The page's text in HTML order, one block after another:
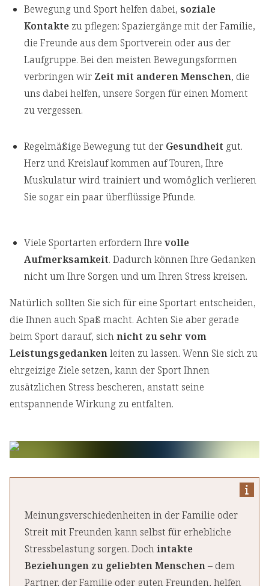
Bewegung und Sport helfen dabei, soziale
Kontakte zu pflegen: Spaziergänge mit der Familie,
die Freunde aus dem Sportverein oder aus der
Laufgruppe. Bei den meisten Bewegungsformen
verbringen wir Zeit mit anderen Menschen, die
uns dabei helfen, unsere Sorgen für einen Moment
zu vergessen.
Regelmäßige Bewegung tut der Gesundheit gut.
Herz und Kreislauf kommen auf Touren, Ihre
Muskulatur wird trainiert und womöglich verlieren
Sie sogar ein paar überflüssige Pfunde.
Viele Sportarten erfordern Ihre volle
Aufmerksamkeit. Dadurch können Ihre Gedanken
nicht um Ihre Sorgen und um Ihren Stress kreisen.
Natürlich sollten Sie sich für eine Sportart entscheiden,
die Ihnen auch Spaß macht. Achten Sie aber gerade
beim Sport darauf, sichnicht zu sehr vom
Leistungsgedankenleiten zu lassen. Wenn Sie sich zu
ehrgeizige Ziele setzen, kann der Sport Ihnen
zusätzlichen Stress bescheren, anstatt seine
entspannende Wirkung zu entfalten.
Meinungsverschiedenheiten in der Familie oder
Streit mit Freunden kann selbst für erhebliche
Stressbelastung sorgen. Dochintakte
Beziehungen zu geliebten Menschen– dem
Partner, der Familie oder guten Freunden, helfen